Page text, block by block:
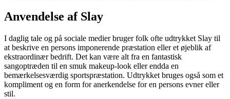
Anvendelse af Slay
I daglig tale og på sociale medier bruger folk ofte udtrykket Slay til
at beskrive en persons imponerende præstation eller et øjeblik af
ekstraordinær bedrift. Det kan være alt fra en fantastisk
sangoptræden til en smuk makeup-look eller endda en
bemærkelsesværdig sportspræstation. Udtrykket bruges også som et
kompliment og en form for anerkendelse for en persons evner eller
stil.